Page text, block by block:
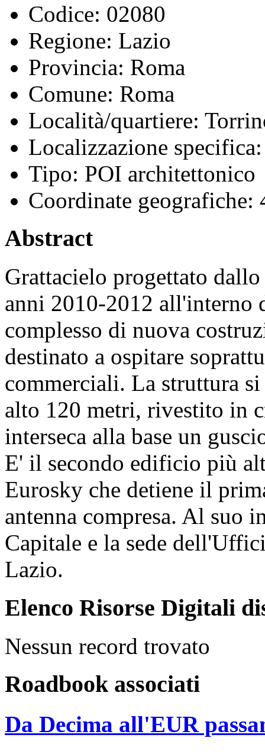
Codice: 02080
Regione: Lazio
Provincia: Roma
Comune: Roma
Località/quartiere:
Localizzazione specifica:
Tipo: POI architettonico
Coordinate geografiche:
Abstract
Grattacielo progettato
anni 2010-2012 all'interno
complesso di nuova
destinato a ospitare
commerciali. La struttura
alto 120 metri, rivestito in
interseca alla base un
E' il secondo edificio più
Eurosky che detiene il
antenna compresa. Al suo
Capitale e la sede
Lazio.
Elenco Risorse Digitali
Nessun record trovato
Roadbook associati
Da Decima all'EUR